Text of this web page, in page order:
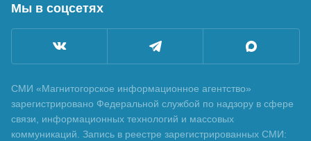
Мы в соцсетях
СМИ «Магнитогорское информационное агентство»
зарегистрировано Федеральной службой по надзору в сфере
связи, информационных технологий и массовых
коммуникаций. Запись в реестре зарегистрированных СМИ: